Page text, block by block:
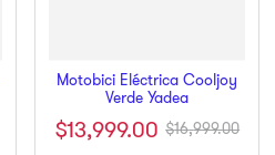
Motobici Eléctrica Cooljoy
Verde Yadea
$13,999.00 $16,999.00